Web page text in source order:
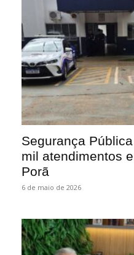
Segurança
mil atendimentos
Porã
6 de maio de 2026